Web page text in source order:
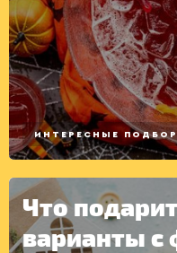
ИНТЕРЕСНЫЕ
Что
варианты с